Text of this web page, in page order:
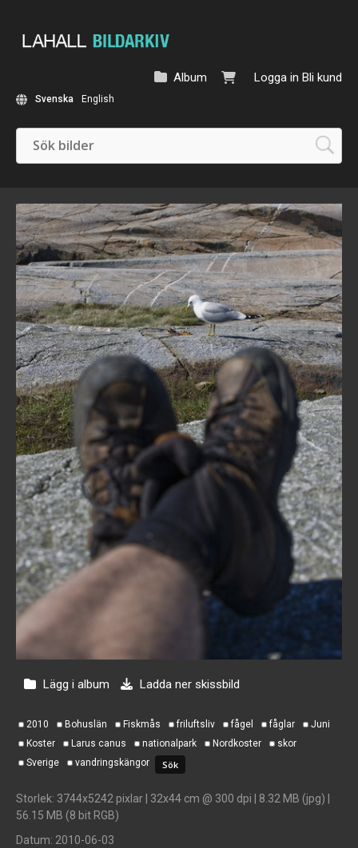
Logga in Bli kund
Album
Svenska English
Lägg i album Ladda ner skissbild
2010 Bohuslän Fiskmås friluftsliv fågel fåglar
Juni
Koster
Larus canus nationalpark Nordkoster
skor
Sverige
vandringskängor
Storlek: 3744x5242 pixlar | 32x44 cm @ 300 dpi | 8.32 MB (jpg) |
56.15 MB (8 bit RGB)
Datum: 2010-06-03